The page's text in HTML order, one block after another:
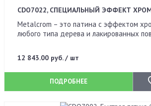
CDO7022, СПЕЦИАЛЬНЫЙ ЭФФЕКТ
Metalcrom – это патина с эффектом
любого типа дерева и лакированных
12 843.00 руб. / шт
ПОДРОБНЕЕ